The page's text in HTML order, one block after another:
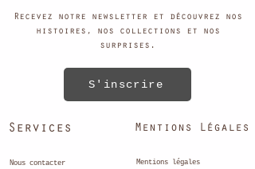
Recevez notre newsletter et découvrez nos
histoires, nos collections et nos
surprises.
S'inscrire
Services Mentions Légales
Nous contacter
Mentions légales